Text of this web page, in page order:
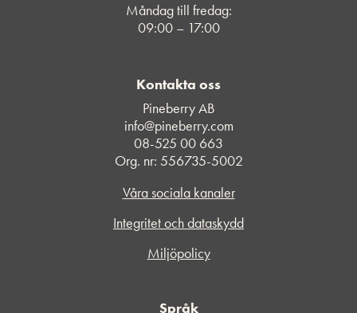
Måndag till fredag:
09:00 – 17:00
Kontakta oss
Pineberry AB
info@pineberry.com
08-525 00 663
Org. nr: 556735-5002
Våra sociala kanaler
Integritet och dataskydd
Miljöpolicy
Språk